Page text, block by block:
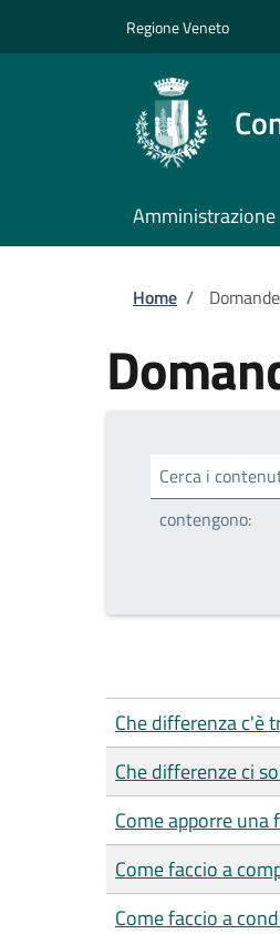
Regione Veneto
Amministrazione
Briciole
Home /
Cerca i
contengono:
Che differenza c'è
Che differenze ci
Come apporre
Come faccio a
Come faccio a